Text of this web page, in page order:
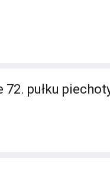
72. pułku